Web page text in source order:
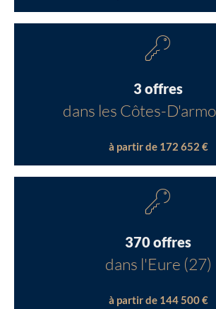
3 offres
dans les Côtes-
à partir de 172 652 €
370 offres
dans l'Eure (27)
à partir de 144 500 €